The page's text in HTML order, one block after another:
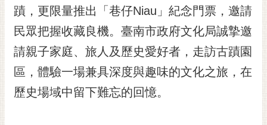
桐
花
祭
網
站
蹟，更限量推出「巷仔Niau」紀念門票，邀請
民眾把握收藏良機。臺南市政府文化局誠摯邀
請親子家庭、旅人及歷史愛好者，走訪古蹟園
區，體驗一場兼具深度與趣味的文化之旅，在
歷史場域中留下難忘的回憶。